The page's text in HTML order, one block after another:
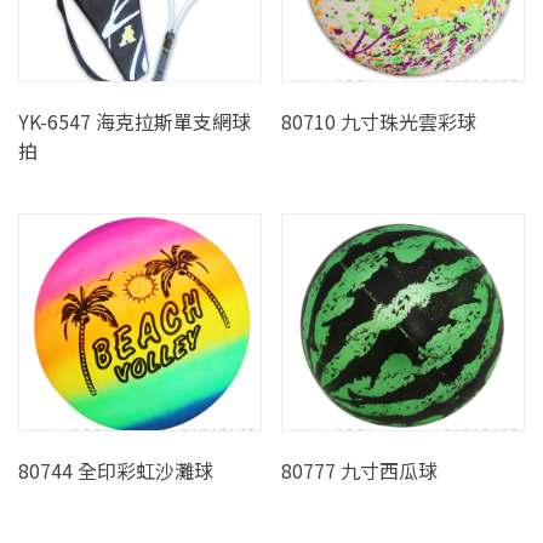
YK-6547 海克拉斯單支網球
拍
80710 九寸珠光雲彩球
80744 全印彩虹沙灘球 80777 九寸西瓜球